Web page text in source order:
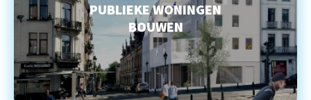
PUBLIEKE WONINGEN
BOUWEN